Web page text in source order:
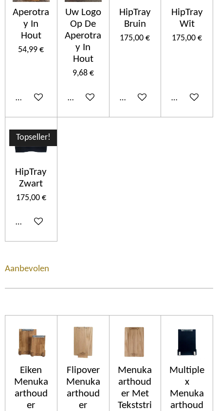
Aperotra
y In
Hout
54,99 €
Añadir al carrito
Uw Logo
Op De
Aperotra
y In
Hout
9,68 €
Añadir al carrito
HipTray
Bruin
175,00 €
Añadir al carrito
HipTray
Wit
175,00 €
Añadir al
Topseller!
HipTray
Zwart
175,00 €
Añadir al carrito
Aanbevolen
Eiken
Menuka
arthoud
er
Flipover
Menuka
arthoud
er
Menuka
arthoud
er Met
Tekststri
Multiple
x
Menuka
arthoud